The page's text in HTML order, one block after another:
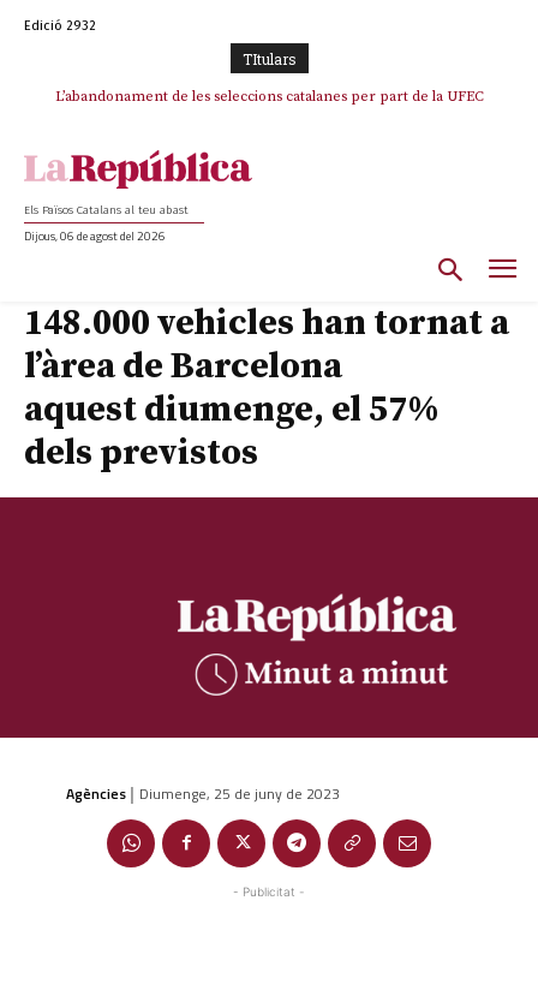
Edició 2932
TItulars
L’abandonament de les seleccions catalanes per part de la UFEC
Els Països Catalans al teu abast
Dijous, 06 de agost del 2026
148.000 vehicles han tornat a
l’àrea de Barcelona
aquest diumenge, el 57%
dels previstos
Agències | Diumenge, 25 de juny de 2023
- Publicitat -